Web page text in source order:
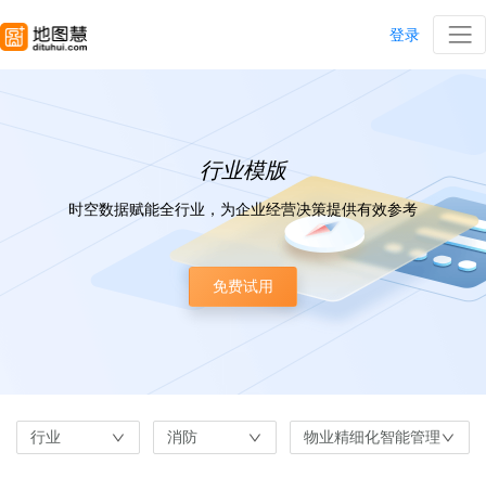
登录
行业模版
时空数据赋能全行业，为企业经营决策提供有效参考
免费试用
行业 消防 物业精细化智能管理